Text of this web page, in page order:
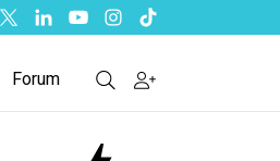
TwitterLinkedinYoutubeInstagram
Tiktok
Forum